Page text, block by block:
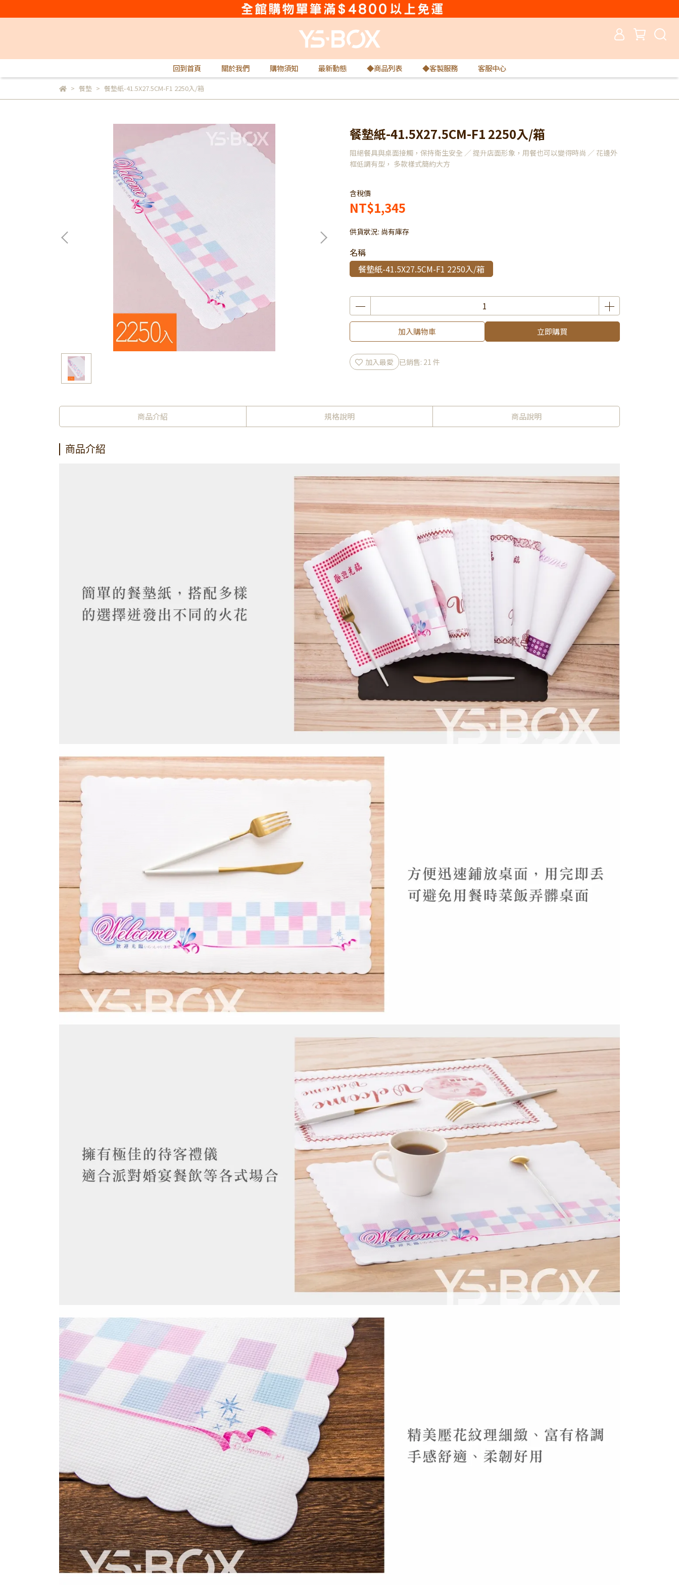
回到首頁 關於我們 購物須知 最新動態 ◆商品列表 ◆客製服務 客服中心
餐墊 餐墊紙-41.5X27.5CM-F1 2250入/箱
餐墊紙-41.5X27.5CM-F1 2250入/箱
阻絕餐具與桌面接觸，保持衛生安全 ／ 提升店面形象，用餐也可以變得時尚 ／ 花邊外
框低調有型， 多款樣式簡約大方
含稅價
NT$1,345
供貨狀況: 尚有庫存
名稱
餐墊紙-41.5X27.5CM-F1 2250入/箱
加入購物車 立即購買
加入最愛 已銷售: 21 件
商品介紹 規格說明 商品說明
商品介紹